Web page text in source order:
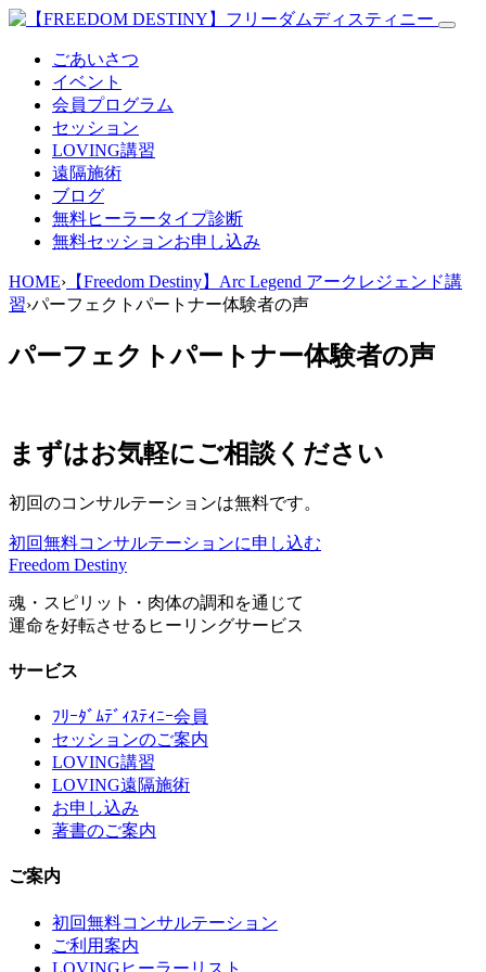
ごあいさつ
イベント
会員プログラム
セッション
LOVING講習
遠隔施術
ブログ
無料ヒーラータイプ診断
無料セッションお申し込み
HOME› 【Freedom Destiny】Arc Legend アークレジェンド講
習›パーフェクトパートナー体験者の声
パーフェクトパートナー体験者の声
まずはお気軽にご相談ください
初回のコンサルテーションは無料です。
初回無料コンサルテーションに申し込む
Freedom Destiny
魂・スピリット・肉体の調和を通じて
運命を好転させるヒーリングサービス
サービス
ﾌﾘｰﾀﾞﾑﾃﾞｨｽﾃｨﾆｰ会員
セッションのご案内
LOVING講習
LOVING遠隔施術
お申し込み
著書のご案内
ご案内
初回無料コンサルテーション
ご利用案内
LOVINGヒーラーリスト